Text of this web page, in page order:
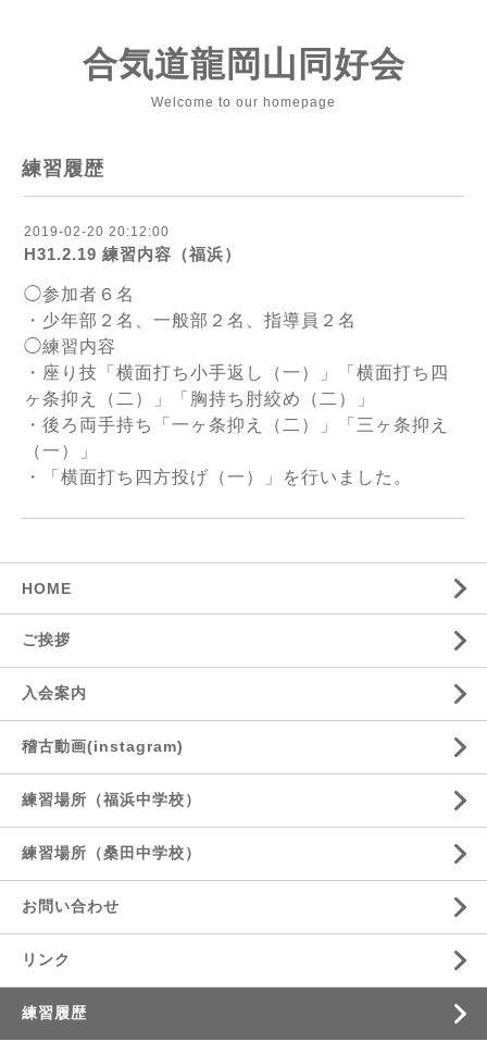
合気道龍岡山同好会
Welcome to our homepage
練習履歴
2019-02-20 20:12:00
H31.2.19 練習内容（福浜）
◯参加者６名
・少年部２名、一般部２名、指導員２名
◯練習内容
・座り技「横面打ち小手返し（一）」「横面打ち四
ヶ条抑え（二）」「胸持ち肘絞め（二）」
・後ろ両手持ち「一ヶ条抑え（二）」「三ヶ条抑え
（一）」
・「横面打ち四方投げ（一）」を行いました。
HOME
ご挨拶
入会案内
稽古動画(instagram)
練習場所（福浜中学校）
練習場所（桑田中学校）
お問い合わせ
リンク
練習履歴